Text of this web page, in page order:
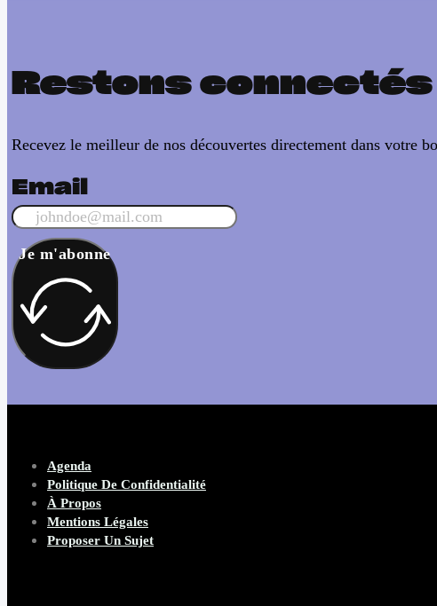
Restons connectés
Recevez le meilleur de nos découvertes directement dans votre
Email
Je m'abonne
Agenda
Politique De Confidentialité
À Propos
Mentions Légales
Proposer Un Sujet